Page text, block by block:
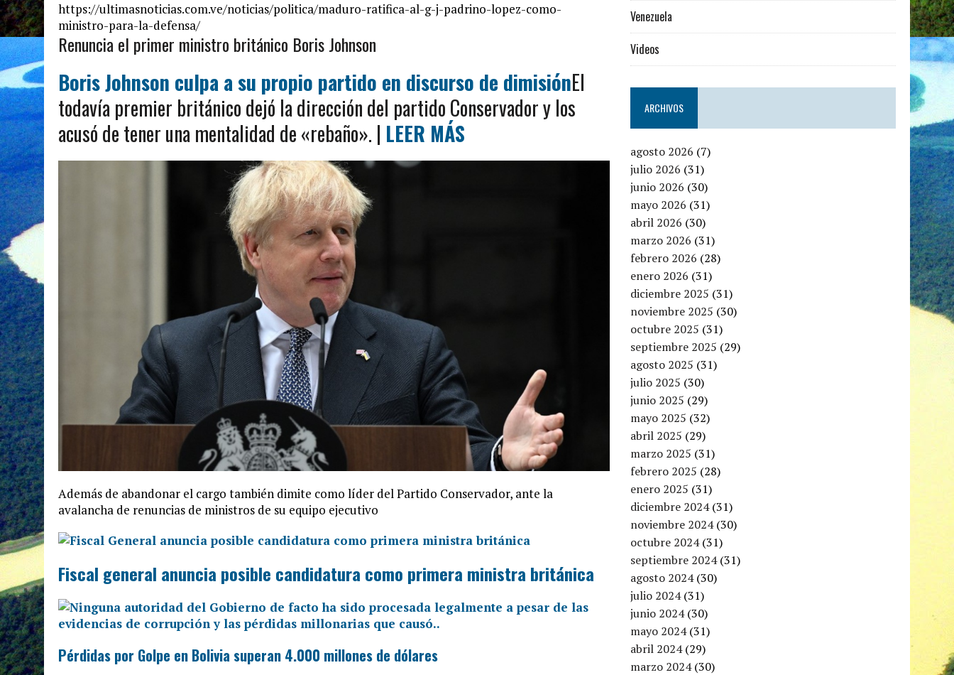
https://ultimasnoticias.com.ve/noticias/politica/maduro-ratifica-al-g-j-padrino-lopez-como-
ministro-para-la-defensa/
Renuncia el primer ministro británico Boris Johnson
Boris Johnson culpa a su propio partido en discurso de dimisiónEl
todavía premier británico dejó la dirección del partido Conservador y los
acusó de tener una mentalidad de «rebaño». | LEER MÁS
Además de abandonar el cargo también dimite como líder del Partido Conservador, ante la
avalancha de renuncias de ministros de su equipo ejecutivo
Fiscal general anuncia posible candidatura como primera ministra británica
Pérdidas por Golpe en Bolivia superan 4.000 millones de dólares
Venezuela
Videos
ARCHIVOS
agosto 2026 (7)
julio 2026 (31)
junio 2026 (30)
mayo 2026 (31)
abril 2026 (30)
marzo 2026 (31)
febrero 2026 (28)
enero 2026 (31)
diciembre 2025 (31)
noviembre 2025 (30)
octubre 2025 (31)
septiembre 2025 (29)
agosto 2025 (31)
julio 2025 (30)
junio 2025 (29)
mayo 2025 (32)
abril 2025 (29)
marzo 2025 (31)
febrero 2025 (28)
enero 2025 (31)
diciembre 2024(31)
noviembre 2024(30)
octubre 2024(31)
septiembre 2024(31)
agosto 2024(30)
julio 2024(31)
junio 2024(30)
mayo 2024(31)
abril 2024(29)
marzo 2024(30)